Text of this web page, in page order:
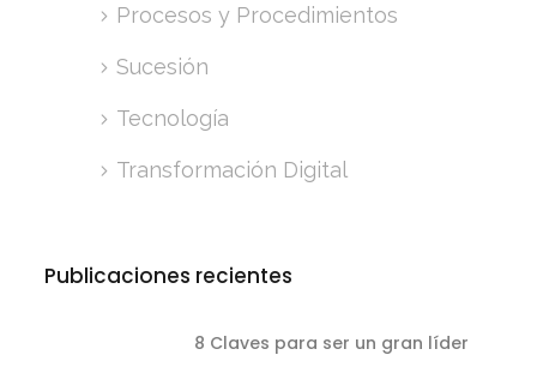
Procesos y Procedimientos
Sucesión
Tecnología
Transformación Digital
Publicaciones recientes
8 Claves para ser un gran líder